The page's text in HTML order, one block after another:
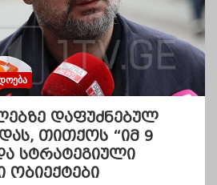
დაფუძნებულ
თითქოს “იმ 9
სტრატეგიული
ობიექტები